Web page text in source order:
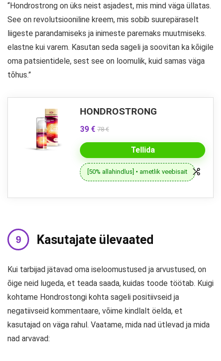
“Hondrostrong on üks neist asjadest, mis mind väga üllatas.
See on revolutsiooniline kreem, mis sobib suurepäraselt
liigeste parandamiseks ja inimeste paremaks muutmiseks.
elastne kui varem. Kasutan seda sageli ja soovitan ka kõigile
oma patsientidele, sest see on loomulik, kuid samas väga
tõhus.”
HONDROSTRONG
39 € 78 €
Tellida
[50% allahindlus] • ametlik veebisait
Kasutajate ülevaated
Kui tarbijad jätavad oma iseloomustused ja arvustused, on
õige neid lugeda, et teada saada, kuidas toode töötab. Kuigi
kohtame Hondrostongi kohta sageli positiivseid ja
negatiivseid kommentaare, võime kindlalt öelda, et
kasutajad on väga rahul. Vaatame, mida nad ütlevad ja mida
nad arvavad: